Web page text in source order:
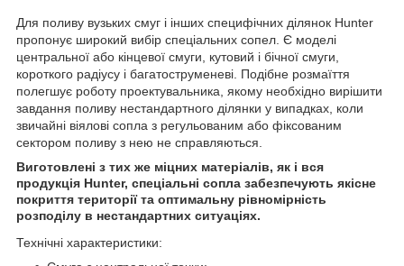
Для поливу вузьких смуг і інших специфічних ділянок Hunter
пропонує широкий вибір спеціальних сопел. Є моделі
центральної або кінцевої смуги, кутовий і бічної смуги,
короткого радіусу і багатоструменеві. Подібне розмаїття
полегшує роботу проектувальника, якому необхідно вирішити
завдання поливу нестандартного ділянки у випадках, коли
звичайні віялові сопла з регульованим або фіксованим
сектором поливу з нею не справляються.
Виготовлені з тих же міцних матеріалів, як і вся
продукція Hunter, спеціальні сопла забезпечують якісне
покриття території та оптимальну рівномірність
розподілу в нестандартних ситуаціях.
Технічні характеристики: